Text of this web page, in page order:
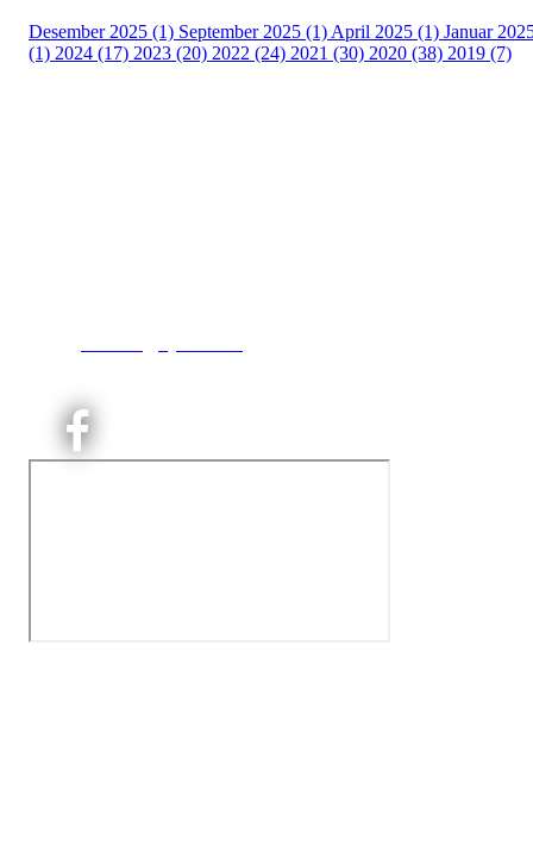
Desember 2025 (1) September 2025 (1) April 2025 (1) Januar
(1) 2024 (17) 2023 (20) 2022 (24) 2021 (30) 2020 (38) 2019 (7)